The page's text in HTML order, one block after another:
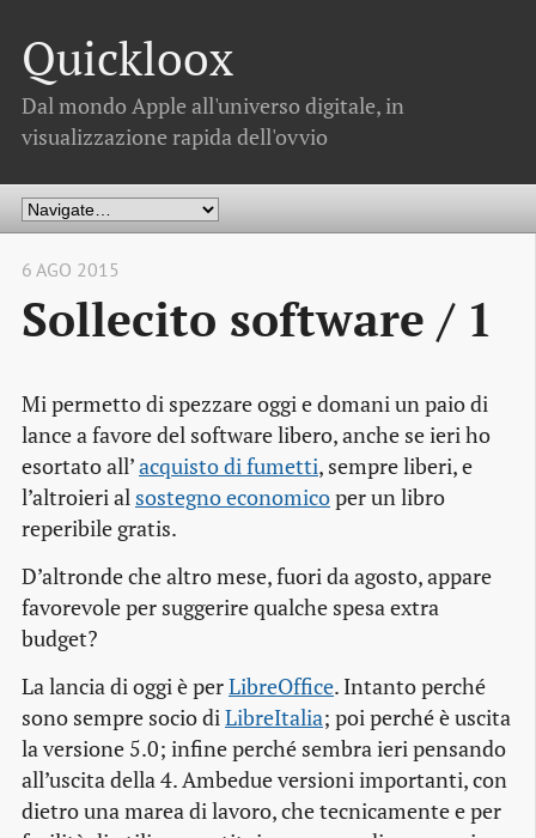
Quickloox
Dal mondo Apple all'universo digitale, in
visualizzazione rapida dell'ovvio
6 AGO 2015
Sollecito software / 1
Mi permetto di spezzare oggi e domani un paio di
lance a favore del software libero, anche se ieri ho
esortato all’acquisto di fumetti, sempre liberi, e
l’altroieri al sostegno economicoper un libro
reperibile gratis.
D’altronde che altro mese, fuori da agosto, appare
favorevole per suggerire qualche spesa extra
budget?
La lancia di oggi è perLibreOffice. Intanto perché
sono sempre socio diLibreItalia; poi perché è uscita
la versione 5.0; infine perché sembra ieri pensando
all’uscita della 4. Ambedue versioni importanti, con
dietro una marea di lavoro, che tecnicamente e per